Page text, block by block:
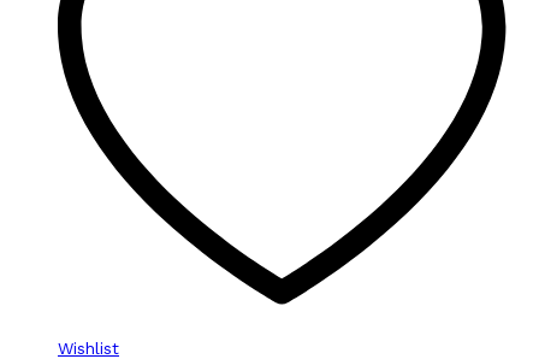
Wishlist